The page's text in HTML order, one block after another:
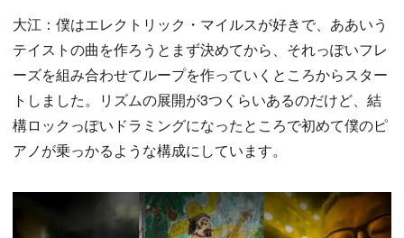
大江：僕はエレクトリック・マイルスが好きで、ああいう
テイストの曲を作ろうとまず決めてから、それっぽいフレ
ーズを組み合わせてループを作っていくところからスター
トしました。リズムの展開が3つくらいあるのだけど、結
構ロックっぽいドラミングになったところで初めて僕のピ
アノが乗っかるような構成にしています。